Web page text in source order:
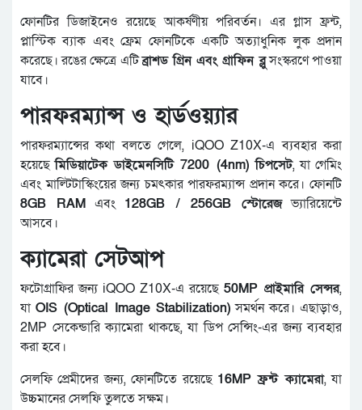
ফোনটির ডিজাইনেও রয়েছে আকর্ষণীয় পরিবর্তন। এর গ্লাস ফ্রন্ট,
প্লাস্টিক ব্যাক এবং ফ্রেম ফোনটিকে একটি অত্যাধুনিক লুক প্রদান
করেছে। রঙের ক্ষেত্রে এটিব্রাশড গ্রিন এবং গ্রাফিন ব্লুসংস্করণে পাওয়া
যাবে।
পারফরম্যান্স ও হার্ডওয়্যার
পারফরম্যান্সের কথা বলতে গেলে, iQOO Z10X-এ ব্যবহার করা
হয়েছেমিডিয়াটেক ডাইমেনসিটি 7200 (4nm) চিপসেট, যা গেমিং
এবং মাল্টিটাস্কিংয়ের জন্য চমৎকার পারফরম্যান্স প্রদান করে। ফোনটি
8GB RAM এবং 128GB / 256GB স্টোরেজভ্যারিয়েন্টে
আসবে।
ক্যামেরা সেটআপ
ফটোগ্রাফির জন্য iQOO Z10X-এ রয়েছে 50MP প্রাইমারি সেন্সর,
যা OIS (Optical Image Stabilization) সমর্থন করে। এছাড়াও,
2MP সেকেন্ডারি ক্যামেরা থাকছে, যা ডিপ সেন্সিং-এর জন্য ব্যবহার
করা হবে।
সেলফি প্রেমীদের জন্য, ফোনটিতে রয়েছে 16MP ফ্রন্ট ক্যামেরা, যা
উচ্চমানের সেলফি তুলতে সক্ষম।